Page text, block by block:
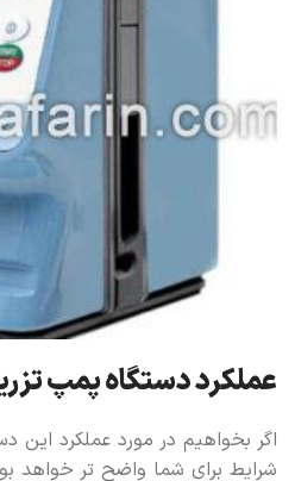
عملکرد دستگاه پمپ
اگر بخواهیم در مورد عملکرد این
شرایط برای شما واضح تر خواهد